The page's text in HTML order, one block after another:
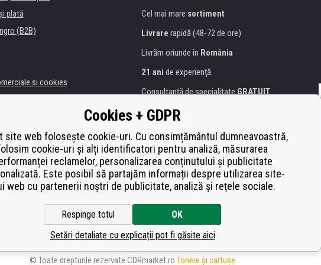
plată
(B2B)
si cookies
de imprimante
de înlocuire
od smlouvy
Cel mai mare sortiment
Livrare rapidă (48-72 de ore)
Livrăm oriunde în România
21 ani de experienţă
Consultanţă de specialitateGRATUIT
Abordarea amabilă
certificat
Heureka
Platăsecurizată on-line
© Toate drepturile rezervate CDRmarket.ro Tonere şi cartuşe
Cookies + GDPR
site web folosește cookie-uri. Cu consimțământul dumneavoastră,
cookie-uri și alți identificatori pentru analiză, măsurarea
reclamelor, personalizarea conținutului și publicitate
Este posibil să partajăm informații despre utilizarea site-
web cu partenerii noștri de publicitate, analiză și rețele sociale.
Respinge totul
OK
Setări detaliate cu explicații pot fi găsite aici